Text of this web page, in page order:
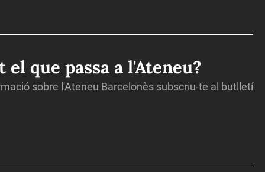
el que passa a l'Ateneu?
sobre l'Ateneu Barcelonès subscriu-te al butlletí